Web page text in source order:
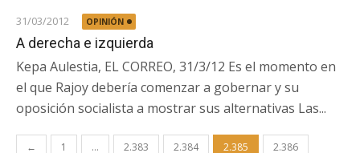
31/03/2012 OPINIÓN
A derecha e izquierda
Kepa Aulestia, EL CORREO, 31/3/12 Es el momento en
el que Rajoy debería comenzar a gobernar y su
oposición socialista a mostrar sus alternativas Las...
Paginación
← 1 … 2.383 2.384 2.385 2.386